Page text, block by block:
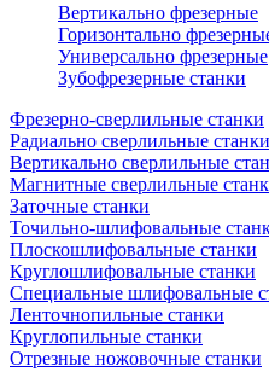
Вертикально фрезерные
Горизонтально
Универсально фрезерные
Зубофрезерные станки
Фрезерно-сверлильные станки
Радиально сверлильные станки
Вертикально сверлильные
Магнитные сверлильные
Заточные станки
Точильно-шлифовальные
Плоскошлифовальные станки
Круглошлифовальные станки
Специальные шлифовальные
Ленточнопильные станки
Круглопильные станки
Отрезные ножовочные станки